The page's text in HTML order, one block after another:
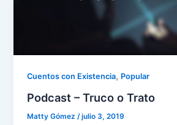
Cuentos con Existencia, Popular
Podcast – Truco o Trato
Matty Gómez /julio 3, 2019